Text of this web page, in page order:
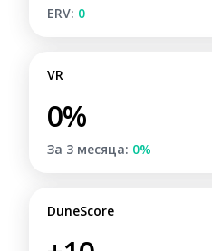
ERV: 0
VR
0%
За 3 месяца: 0%
DuneScore